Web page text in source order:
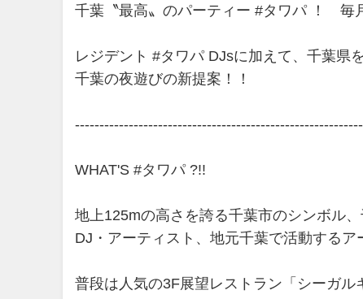
千葉〝最高〟のパーティー #タワパ ！ 毎
レジデント #タワパ DJsに加えて、千葉県
千葉の夜遊びの新提案！！
WHAT'S #タワパ ?!!
地上125mの高さを誇る千葉市のシンボル
DJ・アーティスト、地元千葉で活動するア
普段は人気の3F展望レストラン「シーガル